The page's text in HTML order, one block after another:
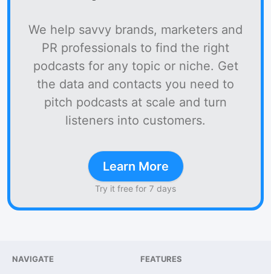
We help savvy brands, marketers and
PR professionals to find the right
podcasts for any topic or niche. Get
the data and contacts you need to
pitch podcasts at scale and turn
listeners into customers.
Learn More
Try it free for 7 days
NAVIGATE FEATURES